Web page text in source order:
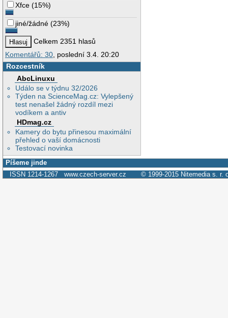
Xfce (15%)
jiné/žádné (23%)
Celkem 2351 hlasů
Komentářů: 30 , poslední 3.4. 20:20
Rozcestník
AbcLinuxu
Událo se v týdnu 32/2026
Týden na ScienceMag.cz: Vylepšený
test nenašel žádný rozdíl mezi
vodíkem a antiv
HDmag.cz
Kamery do bytu přinesou maximální
přehled o vaší domácnosti
Testovací novinka
Píšeme jinde
ISSN 1214-1267 www.czech-server.cz © 1999-2015 Nitemedia s. r.